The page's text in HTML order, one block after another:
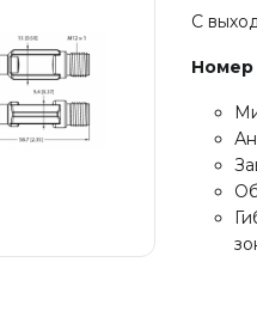
С
Номер